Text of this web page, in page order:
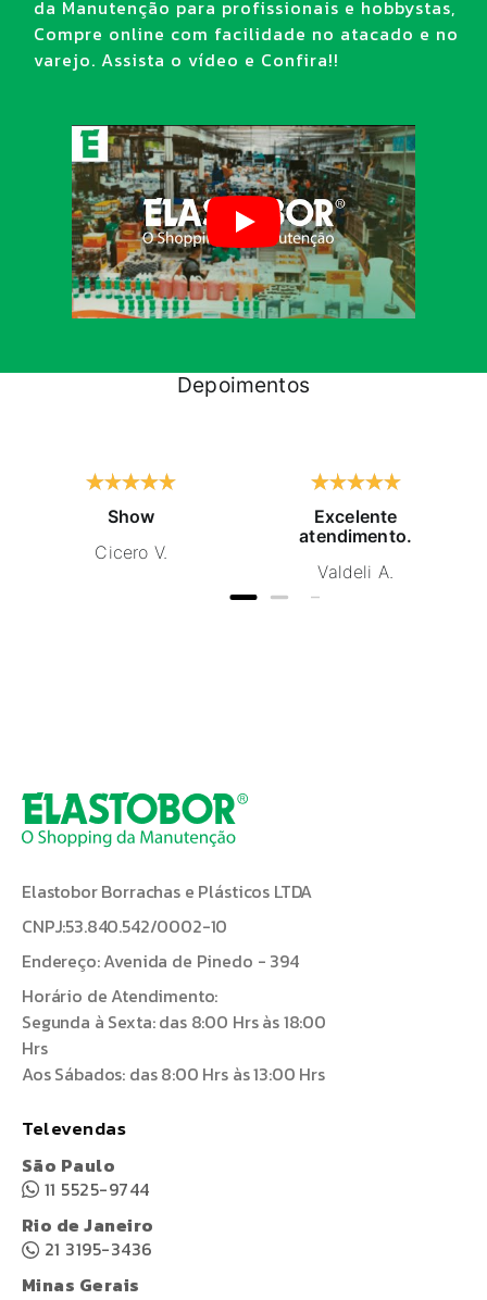
da Manutenção para profissionais e hobbystas,
Compre online com facilidade no atacado e no
varejo. Assista o vídeo e Confira!!
Depoimentos
Show
Cicero V.
Excelente
atendimento.
Valdeli A.
Elastobor Borrachas e Plásticos LTDA
CNPJ:53.840.542/0002-10
Endereço: Avenida de Pinedo - 394
Horário de Atendimento:
Segunda à Sexta: das 8:00 Hrs às 18:00
Hrs
Aos Sábados: das 8:00 Hrs às 13:00 Hrs
Televendas
São Paulo
11 5525-9744
Rio de Janeiro
21 3195-3436
Minas Gerais